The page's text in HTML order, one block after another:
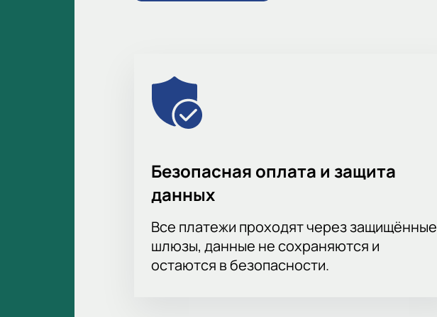
Безопасная оплата и защита
данных
Все платежи проходят через защищённые
шлюзы, данные не сохраняются и
остаются в безопасности.